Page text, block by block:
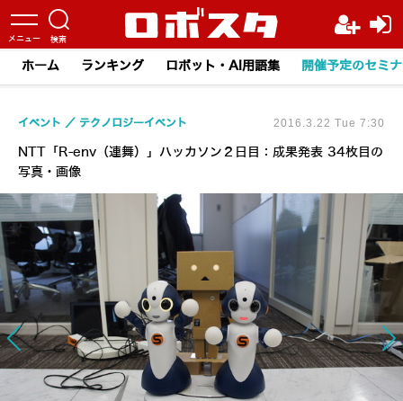
ホーム ランキング ロボット・AI用語集 開催予定のセミ
NTT「R-env（連舞）」ハッカソン２日目：成果発表 34枚目の
写真・画像
イベント テクノロジーイベント 2016.3.22 Tue 7:30